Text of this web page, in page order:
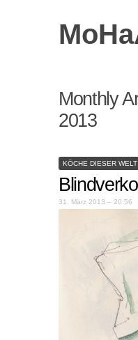
Monthly
2013
KÖCHE DIESER WELT
31. März 2013 – 20:56